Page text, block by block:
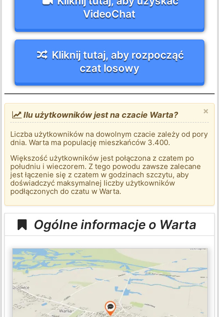
VideoChat
Kliknij tutaj, aby rozpocząć
czat losowy
×
Ilu użytkowników jest na czacie Warta?
Liczba użytkowników na dowolnym czacie zależy od pory
dnia. Warta ma populację mieszkańców 3.400.
Większość użytkowników jest połączona z czatem po
południu i wieczorem. Z tego powodu zawsze zalecane
jest łączenie się z czatem w godzinach szczytu, aby
doświadczyć maksymalnej liczby użytkowników
podłączonych do czatu w Warta.
Ogólne informacje o Warta